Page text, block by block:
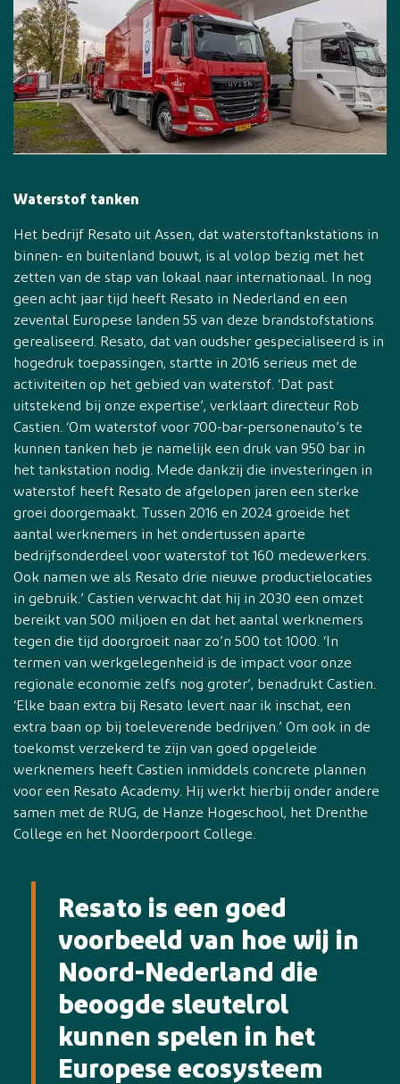
Waterstof tanken
Het bedrijf Resato uit Assen, dat waterstoftankstations in
binnen- en buitenland bouwt, is al volop bezig met het
zetten van de stap van lokaal naar internationaal. In nog
geen acht jaar tijd heeft Resato in Nederland en een
zevental Europese landen 55 van deze brandstofstations
gerealiseerd. Resato, dat van oudsher gespecialiseerd is in
hogedruk toepassingen, startte in 2016 serieus met de
activiteiten op het gebied van waterstof. ‘Dat past
uitstekend bij onze expertise’, verklaart directeur Rob
Castien. ‘Om waterstof voor 700-bar-personenauto’s te
kunnen tanken heb je namelijk een druk van 950 bar in
het tankstation nodig. Mede dankzij die investeringen in
waterstof heeft Resato de afgelopen jaren een sterke
groei doorgemaakt. Tussen 2016 en 2024 groeide het
aantal werknemers in het ondertussen aparte
bedrijfsonderdeel voor waterstof tot 160 medewerkers.
Ook namen we als Resato drie nieuwe productielocaties
in gebruik.’ Castien verwacht dat hij in 2030 een omzet
bereikt van 500 miljoen en dat het aantal werknemers
tegen die tijd doorgroeit naar zo’n 500 tot 1000. ‘In
termen van werkgelegenheid is de impact voor onze
regionale economie zelfs nog groter’, benadrukt Castien.
‘Elke baan extra bij Resato levert naar ik inschat, een
extra baan op bij toeleverende bedrijven.’ Om ook in de
toekomst verzekerd te zijn van goed opgeleide
werknemers heeft Castien inmiddels concrete plannen
voor een Resato Academy. Hij werkt hierbij onder andere
samen met de RUG, de Hanze Hogeschool, het Drenthe
College en het Noorderpoort College.
Resato is een goed
voorbeeld van hoe wij in
Noord-Nederland die
beoogde sleutelrol
kunnen spelen in het
Europese ecosysteem